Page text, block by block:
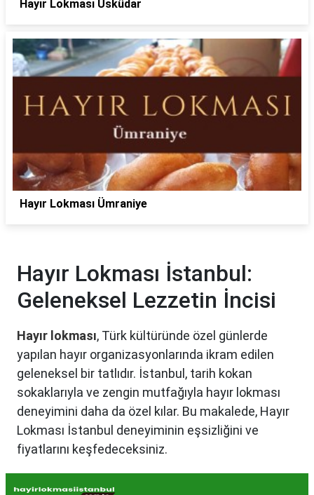
Hayır Lokması Üsküdar
Hayır Lokması Ümraniye
Hayır Lokması İstanbul:
Geleneksel Lezzetin İncisi
Hayır lokması, Türk kültüründe özel günlerde
yapılan hayır organizasyonlarında ikram edilen
geleneksel bir tatlıdır. İstanbul, tarih kokan
sokaklarıyla ve zengin mutfağıyla hayır lokması
deneyimini daha da özel kılar. Bu makalede, Hayır
Lokması İstanbul deneyiminin eşsizliğini ve
fiyatlarını keşfedeceksiniz.
Hayır Lokması İstanbul'da